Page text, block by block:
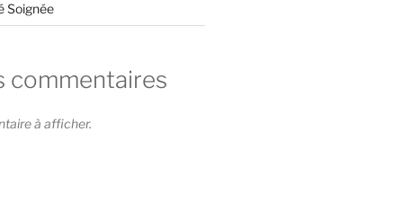
Soignée
commentaires
à afficher.